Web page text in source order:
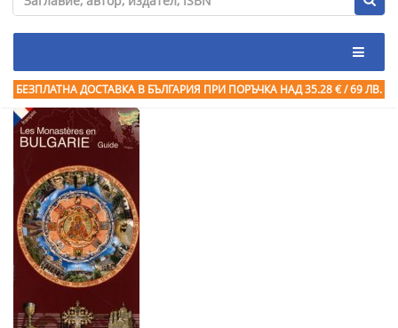
БЕЗПЛАТНА ДОСТАВКА В БЪЛГАРИЯ ПРИ ПОРЪЧКА НАД 35.28 € / 69 ЛВ.